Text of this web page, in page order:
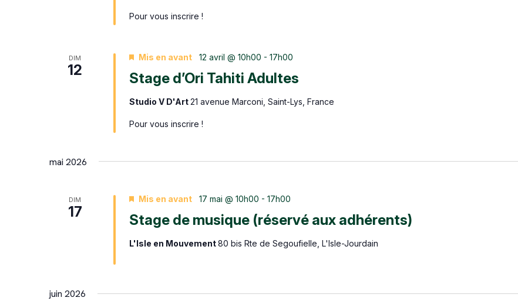
Pour vous inscrire !
DIM
12 Stage d’Ori Tahiti Adultes
Mis en avant 12 avril @ 10h00 - 17h00
Studio V D'Art21 avenue Marconi, Saint-Lys, France
Pour vous inscrire !
mai 2026
DIM
17 Stage de musique (réservé aux adhérents)
Mis en avant 17 mai @ 10h00 - 17h00
L'Isle en Mouvement80 bis Rte de Segoufielle, L'Isle-Jourdain
juin 2026